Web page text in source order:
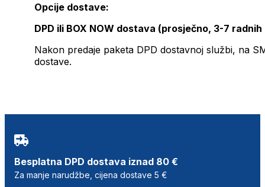
Opcije dostave:
DPD ili BOX NOW dostava (prosječno, 3-7 radnih
Nakon predaje paketa DPD dostavnoj službi, na
dostave.
Besplatna DPD dostava iznad 80 €
Za manje narudžbe, cijena dostave 5 €